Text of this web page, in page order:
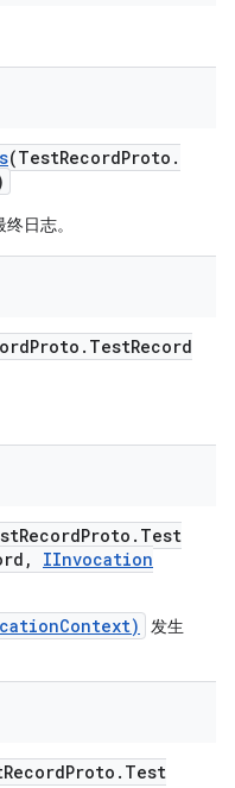
(TestRecordProto .
日志。
Proto . TestRecord
RecordProto . Test
,
IInvocation
发生
RecordProto . Test